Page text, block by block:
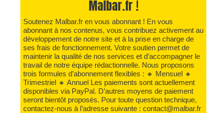
Malbar.fr !
Soutenez Malbar.fr en vous abonnant ! En vous
abonnant à nos contenus, vous contribuez activement au
développement de notre site et à la prise en charge de
ses frais de fonctionnement. Votre soutien permet de
maintenir la qualité de nos services et d’accompagner le
travail de notre équipe rédactionnelle. Nous proposons
trois formules d’abonnement flexibles : 🔸 Mensuel 🔸
Trimestriel 🔸 Annuel Les paiements sont actuellement
disponibles via PayPal. D’autres moyens de paiement
seront bientôt proposés. Pour toute question technique,
contactez-nous à l’adresse suivante : contact@malbar.fr